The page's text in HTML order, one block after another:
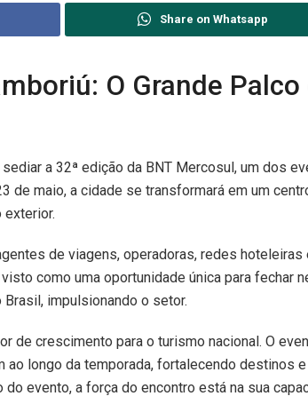
Share on Whatsapp
O Grande Palco
a 32ª edição da BNT Mercosul, um dos
de maio, a cidade se transformará em um
de viagens, operadoras, redes hoteleiras
como uma oportunidade única para fechar
impulsionando o setor.
de crescimento para o turismo nacional. O
longo da temporada, fortalecendo destinos
evento, a força do encontro está na sua